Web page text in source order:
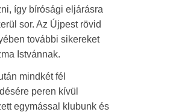
így bírósági eljárásra
sor. Az Újpest rövid
további sikereket
Istvánnak.
mindkét fél
peren kívül
egymással klubunk és